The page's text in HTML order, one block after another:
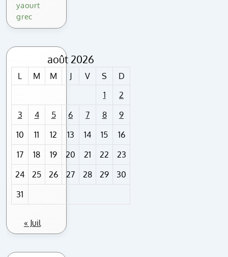
yaourt
grec
août 2026
L M M J V S
D
1
2
3
4 5 6 7 8
9
10
11 12 13 14 15
16
17
18 19 20 21 22
23
24
25 26 27 28 29
30
31
« Juil